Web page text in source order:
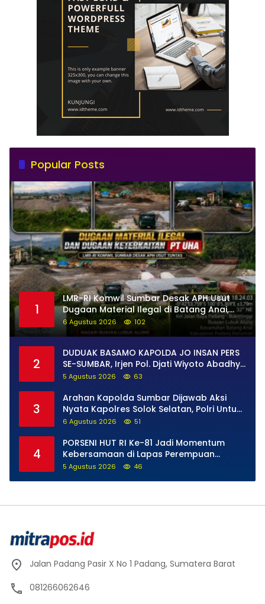
Popular Posts
1
LMR-RI Komwil Sumbar Desak APH Usut
Dugaan Material Ilegal di Batang Anai,
Dugaan Keterkaitan PT UHA Diminta
Diselidiki Tuntas
6 Agustus 2026 102
2
DUDUAK BASAMO KAPOLDA JO INSAN PERS
SE-SUMBAR, Irjen Pol. Djati Wiyoto Abadhy
Tegaskan Tak Ada Ruang bagi Pelanggar
5 Agustus 2026 63
3
Arahan Kapolda Sumbar Dijawab Aksi
Nyata Kapolres Solok Selatan, Polri Untuk
Masyarakat Bukan Sekadar Slogan
6 Agustus 2026 51
4
PORSENI HUT RI Ke-81 Jadi Momentum
Kebersamaan di Lapas Perempuan
Padang
5 Agustus 2026 46
Jalan Padang Pasir X No 1 Padang, Sumatera Barat
081266062646